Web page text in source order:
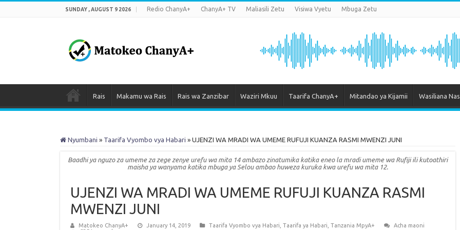
SUNDAY , AUGUST 9 2026 Redio ChanyA+ ChanyA+ TV Maliasili Zetu Visiwa Vyetu Mbuga Zetu
Rais Makamu wa Rais Rais wa Zanzibar Waziri Mkuu Taarifa ChanyA+ Mitandao ya Kijamii Wasiliana
Nyumbani » Taarifa Vyombo vya Habari » UJENZI WA MRADI WA UMEME RUFUJI KUANZA RASMI MWENZI JUNI
Baadhi ya nguzo za umeme za zege zenye urefu wa mita 14 ambazo zinatumika katika eneo la mradi umeme wa Rufiji ili kutoathiri
maisha ya wanyama katika mbuga ya Selou ambao huweza kuruka kwa urefu wa mita 12.
UJENZI WA MRADI WA UMEME RUFUJI KUANZA RASMI
MWENZI JUNI
Matokeo ChanyA+ January 14, 2019 Taarifa Vyombo vya Habari Taarifa ya Habari Tanzania MpyA+
Acha maoni